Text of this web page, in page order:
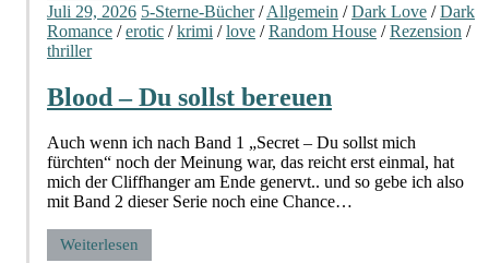
Juli 29, 2026 5-Sterne-Bücher/Allgemein /Dark Love /Dark
Romance /erotic /krimi /love /Random House /Rezension /
thriller
Blood – Du sollst bereuen
Auch wenn ich nach Band 1 „Secret – Du sollst mich
fürchten“ noch der Meinung war, das reicht erst einmal, hat
mich der Cliffhanger am Ende genervt.. und so gebe ich also
mit Band 2 dieser Serie noch eine Chance…
Weiterlesen